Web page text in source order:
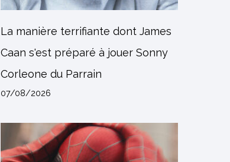
La manière terrifiante dont James
Caan s'est préparé à jouer Sonny
Corleone du Parrain
07/08/2026